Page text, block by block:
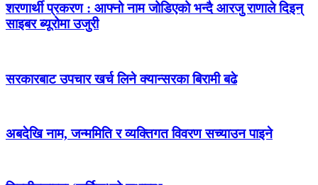
शरणार्थी प्रकरण : आफ्नो नाम जोडिएको भन्दै आरजु राणाले दिइन्
साइबर ब्यूरोमा उजुरी
सरकारबाट उपचार खर्च लिने क्यान्सरका बिरामी बढे
अबदेखि नाम, जन्ममिति र व्यक्तिगत विवरण सच्याउन पाइने